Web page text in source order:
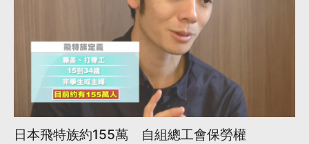
日本飛特族約155萬 自組總工會保勞權